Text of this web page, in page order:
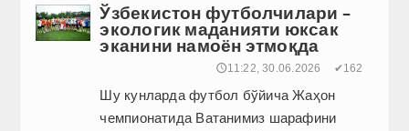
Ўзбекистон футболчилари –
экологик маданияти юксак
эканини намоён этмоқда
🕔11:22, 30.06.2026 ✔162
Шу кунларда футбол бўйича Жаҳон
чемпионатида Ватанимиз шарафини